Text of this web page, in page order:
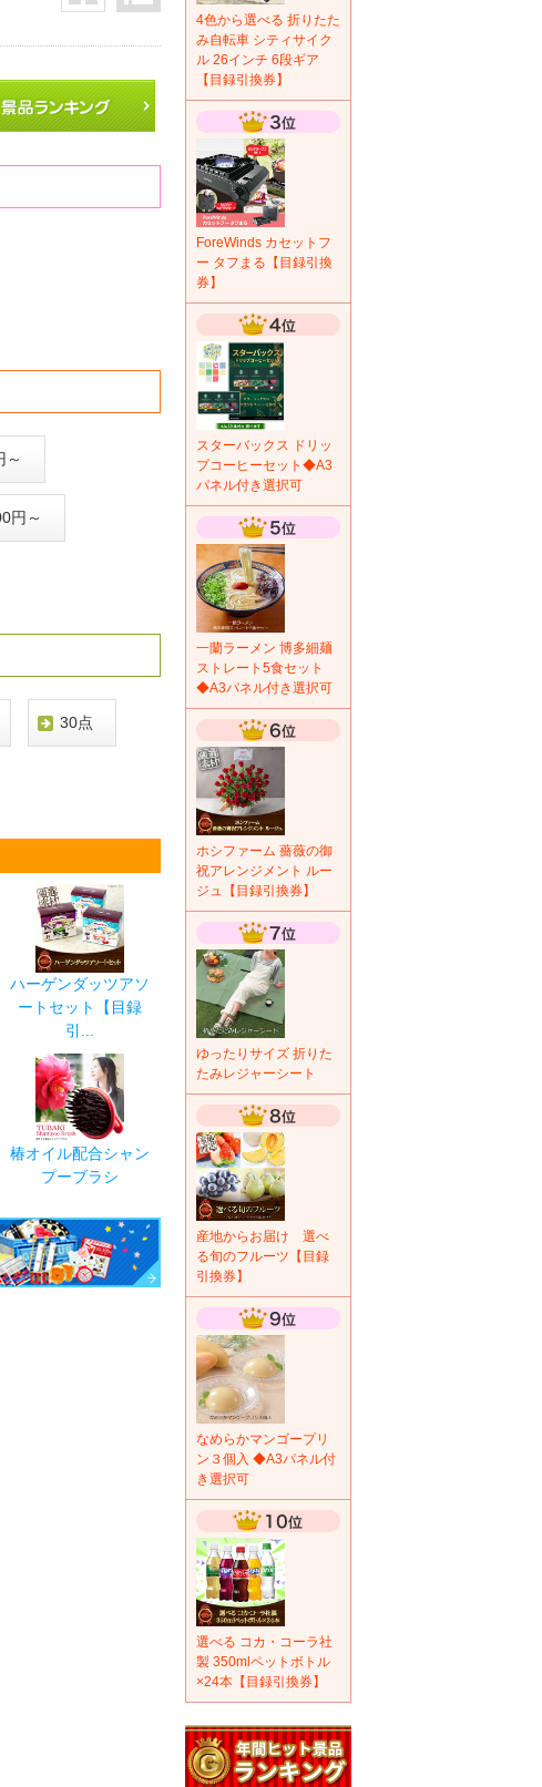
～
円～
30点
ハーゲンダッツアソ
ートセット【目録
引...
椿オイル配合シャン
プーブラシ
4色から選べる 折りたた
み自転車 シティサイク
ル 26インチ 6段ギア
【目録引換券】
ForeWinds カセットフ
ー タフまる【目録引換
券】
スターバックス ドリッ
プコーヒーセット◆A3
パネル付き選択可
一蘭ラーメン 博多細麺
ストレート5食セット
◆A3パネル付き選択可
ホシファーム 薔薇の御
祝アレンジメント ルー
ジュ【目録引換券】
ゆったりサイズ 折りた
たみレジャーシート
産地からお届け 選べ
る旬のフルーツ【目録
引換券】
なめらかマンゴープリ
ン３個入 ◆A3パネル付
き選択可
選べる コカ・コーラ社
製 350mlペットボトル
×24本【目録引換券】